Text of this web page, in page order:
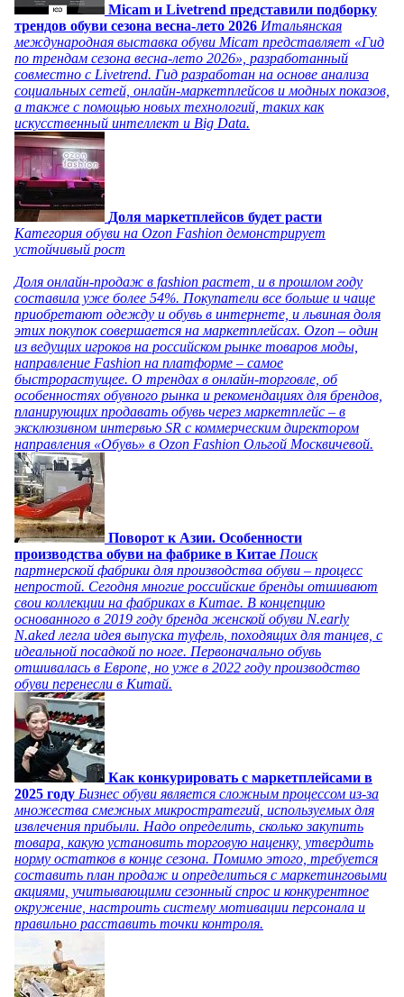
Micam и Livetrend представили подборку
трендов обуви сезона весна-лето 2026 Итальянская
международная выставка обуви Micam представляет «Гид
по трендам сезона весна-лето 2026», разработанный
совместно с Livetrend. Гид разработан на основе анализа
социальных сетей, онлайн-маркетплейсов и модных показов,
а также с помощью новых технологий, таких как
искусственный интеллект и Big Data.
Доля маркетплейсов будет расти
Категория обуви на Ozon Fashion демонстрирует
устойчивый рост
Доля онлайн-продаж в fashion растет, и в прошлом году
составила уже более 54%. Покупатели все больше и чаще
приобретают одежду и обувь в интернете, и львиная доля
этих покупок совершается на маркетплейсах. Ozon – один
из ведущих игроков на российском рынке товаров моды,
направление Fashion на платформе – самое
быстрорастущее. О трендах в онлайн-торговле, об
особенностях обувного рынка и рекомендациях для брендов,
планирующих продавать обувь через маркетплейс – в
эксклюзивном интервью SR с коммерческим директором
направления «Обувь» в Ozon Fashion Ольгой Москвичевой.
Поворот к Азии. Особенности
производства обуви на фабрике в Китае Поиск
партнерской фабрики для производства обуви – процесс
непростой. Сегодня многие российские бренды отшивают
свои коллекции на фабриках в Китае. В концепцию
основанного в 2019 году бренда женской обуви N.early
N.aked легла идея выпуска туфель, походящих для танцев, с
идеальной посадкой по ноге. Первоначально обувь
отшивалась в Европе, но уже в 2022 году производство
обуви перенесли в Китай.
Как конкурировать с маркетплейсами в
2025 году Бизнес обуви является сложным процессом из-за
множества смежных микростратегий, используемых для
извлечения прибыли. Надо определить, сколько закупить
товара, какую установить торговую наценку, утвердить
норму остатков в конце сезона. Помимо этого, требуется
составить план продаж и определиться с маркетинговыми
акциями, учитывающими сезонный спрос и конкурентное
окружение, настроить систему мотивации персонала и
правильно расставить точки контроля.